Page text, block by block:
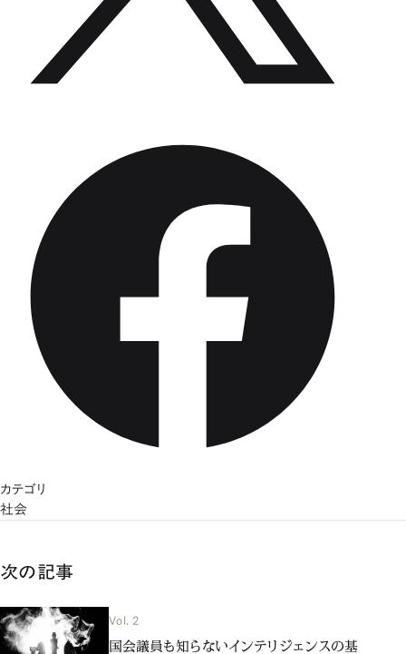
カテゴリ
社会
次の記事
Vol. 2
国会議員も知らないインテリジェンスの基